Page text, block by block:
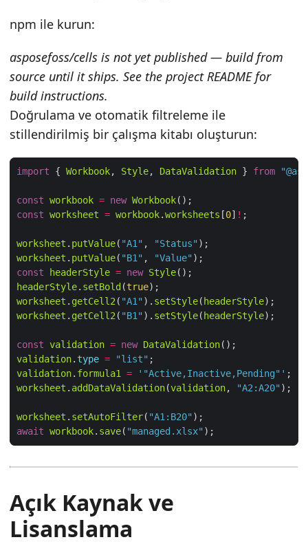
npm ile kurun:
asposefoss/cells is not yet published — build from
source until it ships. See the project README for
build instructions.
Doğrulama ve otomatik filtreleme ile
stillendirilmiş bir çalışma kitabı oluşturun:
import { Workbook, Style, DataValidation } from
const workbook = new Workbook
const worksheet = workbook.worksheets [0] !
worksheet . putValue( "A1" , "Status"
worksheet . putValue( "B1" , "Value"
const
headerStyle = new Style
headerStyle. setBold (true
worksheet . getCell2 ( "A1" ). setStyle( headerStyle
worksheet . getCell2 ( "B1" ). setStyle( headerStyle
const validation = new DataValidation
validation. type = "list"
validation. formula1 = '"Active,Inactive,Pending"'
worksheet . addDataValidation(validation, "A2:A20"
worksheet . setAutoFilter( "A1:B20"
await workbook. save( "managed.xlsx"
Açık Kaynak ve
Lisanslama